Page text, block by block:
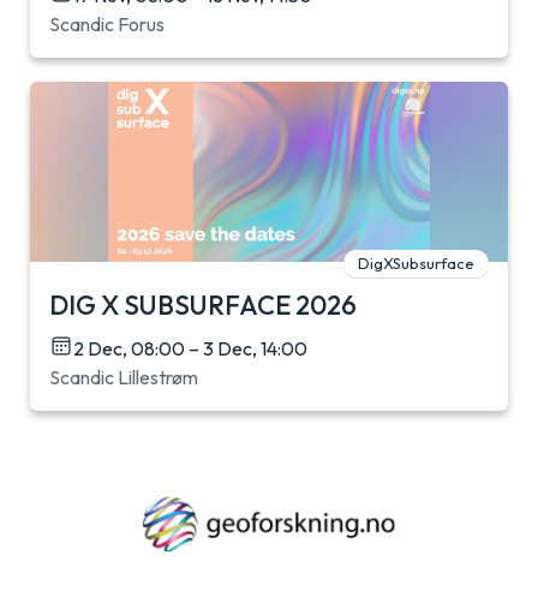
Scandic Forus
DigXSubsurface
DIG X SUBSURFACE 2026
2 Dec, 08:00 – 3 Dec, 14:00
Scandic Lillestrøm